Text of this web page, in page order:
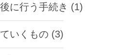
に行う手続き (1)
いくもの (3)